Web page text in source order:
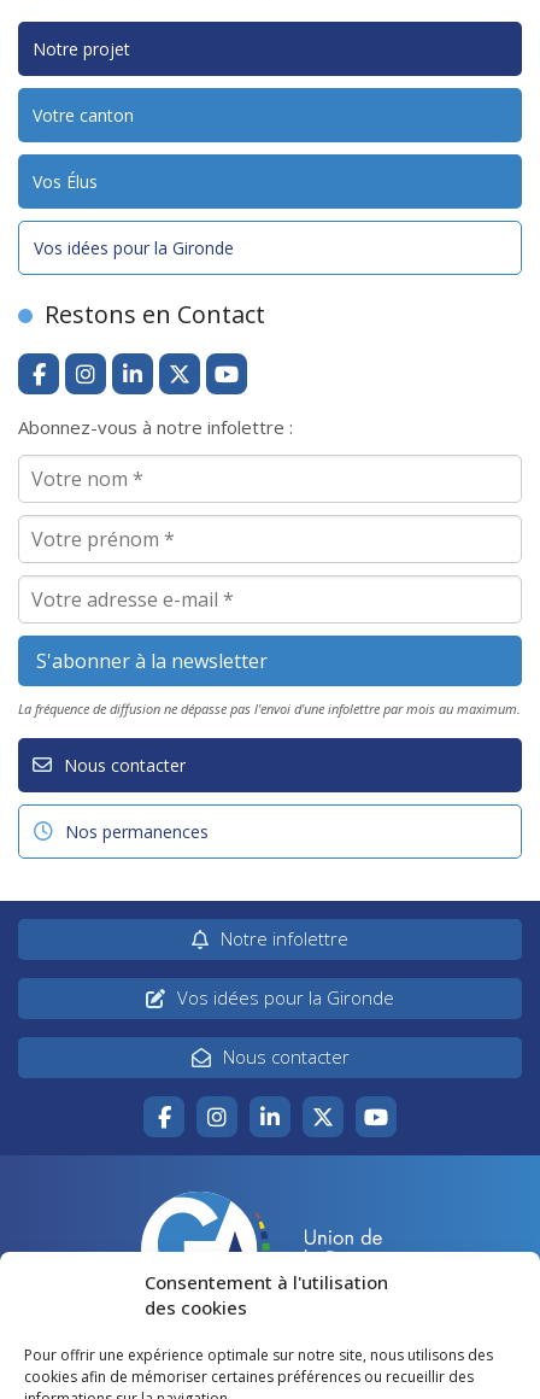
Consentement à l'utilisation
des cookies
Pour offrir une expérience optimale sur notre site, nous utilisons des
cookies afin de mémoriser certaines préférences ou recueillir des
Notre projet
Votre canton
Vos Élus
Vos idées pour la Gironde
Restons en Contact
Abonnez-vous à notre infolettre :
La fréquence de diffusion ne dépasse pas l'envoi d'une infolettre par mois au maximum.
Nous contacter
Nos permanences
Notre infolettre
Vos idées pour la Gironde
Nous contacter
Accueil
Agir pour la Gironde